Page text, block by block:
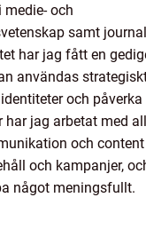
medie- och
samt
har jag fått en
användas
och påverka
har jag arbetat med
och
och kampanjer,
något meningsfullt.